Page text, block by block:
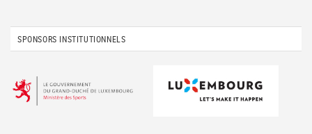
SPONSORS INSTITUTIONNELS